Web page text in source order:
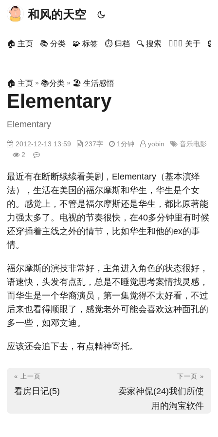
和风的天空
🏠 主页 📚 分类 🧩 标签 ⏱ 归档 🔍 搜索 🙋🏻‍♂️ 关于 🔒
🏠 主页 » 📚分类 » 🏖 生活感悟
Elementary
Elementary
2012-12-13 13:59 237字 1分钟 yobin
音乐电影
2
最近有在断断续续看美剧，Elementary（基本演绎
法），生活在美国的福尔摩斯和华生，华生是个女
的。感觉上，不管是福尔摩斯还是华生，都比原著能
力强太多了。电视的节奏很快，在40多分钟里有时候
还穿插着主线之外的情节，比如华生和他的ex的事
情。
福尔摩斯的演技非常好，主角进入角色的状态很好，
语速快，头发有点乱，总是不睡觉思考案情找灵感，
而华生是一个华裔演员，第一集觉得不太好看，不过
后来也看得顺眼了，感觉老外可能会喜欢这种面孔的
多一些，如邓文迪。
应该还会追下去，有点精神寄托。
« 上一页
看房日记(5)
下一页 »
卖家神侃(24)我们所使
用的淘宝软件